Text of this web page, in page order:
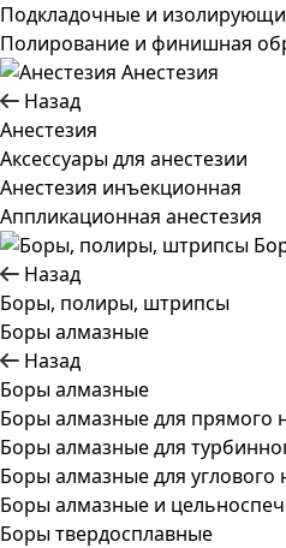
Подкладочные и
Полирование и финишная
Анестезия
Назад
Анестезия
Аксессуары для анестезии
Анестезия инъекционная
Аппликационная анестезия
Назад
Боры, полиры, штрипсы
Боры алмазные
Назад
Боры алмазные
Боры алмазные для прямого
Боры алмазные для
Боры алмазные для углового
Боры алмазные и
Боры твердосплавные